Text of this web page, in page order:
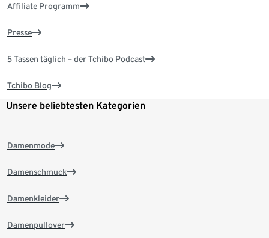
Affiliate Programm
Presse
5 Tassen täglich – der Tchibo Podcast
Tchibo Blog
Unsere beliebtesten Kategorien
Damenmode
Damenschmuck
Damenkleider
Damenpullover